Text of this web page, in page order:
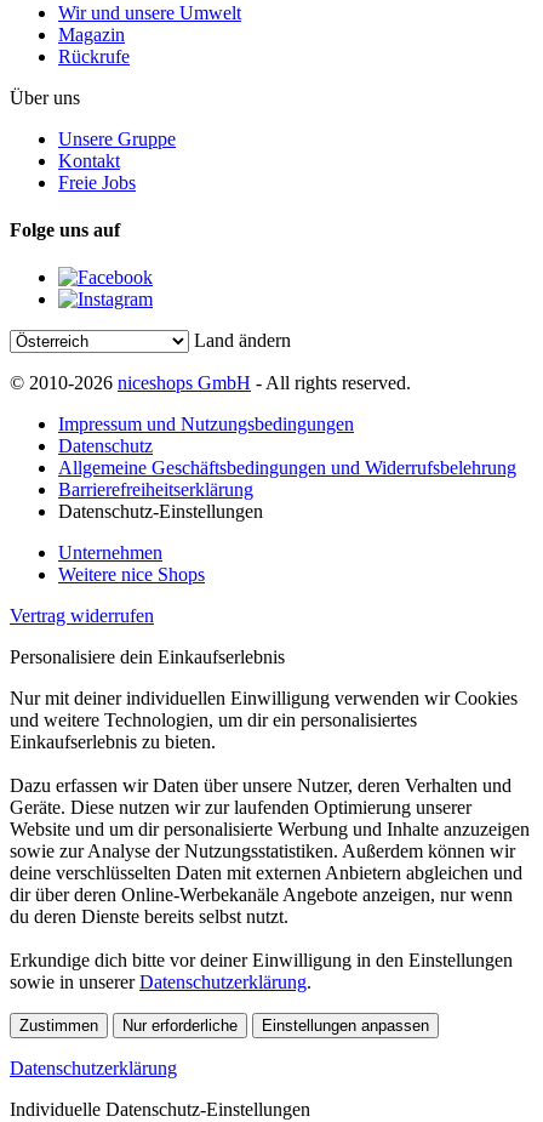
Wir und unsere Umwelt
Magazin
Rückrufe
Über uns
Unsere Gruppe
Kontakt
Freie Jobs
Folge uns auf
Land ändern
© 2010-2026 niceshops GmbH - All rights reserved.
Impressum und Nutzungsbedingungen
Datenschutz
Allgemeine Geschäftsbedingungen und Widerrufsbelehrung
Barrierefreiheitserklärung
Datenschutz-Einstellungen
Unternehmen
Weitere nice Shops
Vertrag widerrufen
Personalisiere dein Einkaufserlebnis
Nur mit deiner individuellen Einwilligung verwenden wir Cookies
und weitere Technologien, um dir ein personalisiertes
Einkaufserlebnis zu bieten.
Dazu erfassen wir Daten über unsere Nutzer, deren Verhalten und
Geräte. Diese nutzen wir zur laufenden Optimierung unserer
Website und um dir personalisierte Werbung und Inhalte anzuzeigen
sowie zur Analyse der Nutzungsstatistiken. Außerdem können wir
deine verschlüsselten Daten mit externen Anbietern abgleichen und
dir über deren Online-Werbekanäle Angebote anzeigen, nur wenn
du deren Dienste bereits selbst nutzt.
Erkundige dich bitte vor deiner Einwilligung in den Einstellungen
sowie in unsererDatenschutzerklärung.
Zustimmen Nur erforderliche Einstellungen anpassen
Datenschutzerklärung
Individuelle Datenschutz-Einstellungen